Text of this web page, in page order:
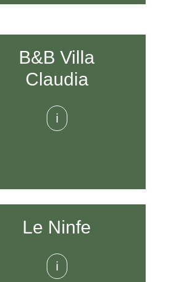
B&B Villa
Claudia
i
Le Ninfe
i